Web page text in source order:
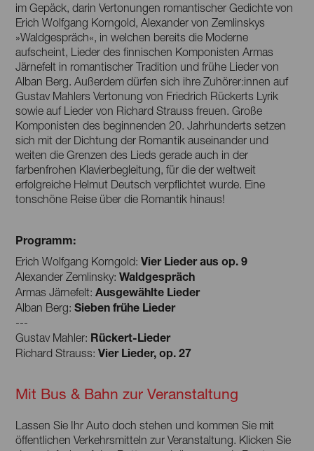
im Gepäck, darin Vertonungen romantischer Gedichte von
Erich Wolfgang Korngold, Alexander von Zemlinskys
»Waldgespräch«, in welchen bereits die Moderne
aufscheint, Lieder des finnischen Komponisten Armas
Järnefelt in romantischer Tradition und frühe Lieder von
Alban Berg. Außerdem dürfen sich ihre Zuhörer:innen auf
Gustav Mahlers Vertonung von Friedrich Rückerts Lyrik
sowie auf Lieder von Richard Strauss freuen. Große
Komponisten des beginnenden 20. Jahrhunderts setzen
sich mit der Dichtung der Romantik auseinander und
weiten die Grenzen des Lieds gerade auch in der
farbenfrohen Klavierbegleitung, für die der weltweit
erfolgreiche Helmut Deutsch verpflichtet wurde. Eine
tonschöne Reise über die Romantik hinaus!
Programm:
Erich Wolfgang Korngold: Vier Lieder aus op. 9
Alexander Zemlinsky: Waldgespräch
Armas Järnefelt: Ausgewählte Lieder
Alban Berg: Sieben frühe Lieder
---
Gustav Mahler: Rückert-Lieder
Richard Strauss: Vier Lieder, op. 27
Mit Bus & Bahn zur Veranstaltung
Lassen Sie Ihr Auto doch stehen und kommen Sie mit
öffentlichen Verkehrsmitteln zur Veranstaltung. Klicken Sie